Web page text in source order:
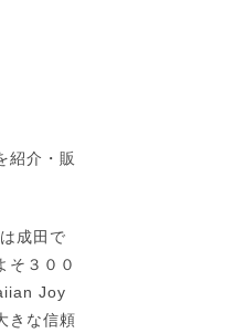
紹介・販
成田で
そ３００
Joy
きな信頼